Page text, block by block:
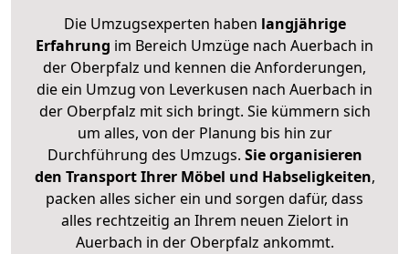
Die Umzugsexperten haben langjährige
Erfahrung im Bereich Umzüge nach Auerbach in
der Oberpfalz und kennen die Anforderungen,
die ein Umzug von Leverkusen nach Auerbach in
der Oberpfalz mit sich bringt. Sie kümmern sich
um alles, von der Planung bis hin zur
Durchführung des Umzugs. Sie organisieren
den Transport Ihrer Möbel und Habseligkeiten,
packen alles sicher ein und sorgen dafür, dass
alles rechtzeitig an Ihrem neuen Zielort in
Auerbach in der Oberpfalz ankommt.